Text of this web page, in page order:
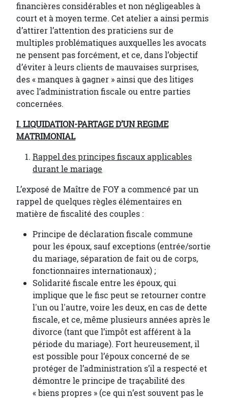
financières considérables et non négligeables à
court et à moyen terme. Cet atelier a ainsi permis
d’attirer l’attention des praticiens sur de
multiples problématiques auxquelles les avocats
ne pensent pas forcément, et ce, dans l’objectif
d’éviter à leurs clients de mauvaises surprises,
des « manques à gagner » ainsi que des litiges
avec l’administration fiscale ou entre parties
concernées.
I. LIQUIDATION-PARTAGE D’UN REGIME
MATRIMONIAL
Rappel des principes fiscaux applicables
durant le mariage
L’exposé de Maître de FOY a commencé par un
rappel de quelques règles élémentaires en
matière de fiscalité des couples :
Principe de déclaration fiscale commune
pour les époux, sauf exceptions (entrée/sortie
du mariage, séparation de fait ou de corps,
fonctionnaires internationaux) ;
Solidarité fiscale entre les époux, qui
implique que le fisc peut se retourner contre
l'un ou l'autre, voire les deux, en cas de dette
fiscale, et ce, même plusieurs années après le
divorce (tant que l’impôt est afférent à la
période du mariage). Fort heureusement, il
est possible pour l’époux concerné de se
protéger de l’administration s’il a respecté et
démontre le principe de traçabilité des
« biens propres » (ce qui n’est souvent pas le